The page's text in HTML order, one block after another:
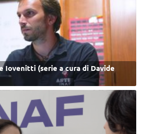
Iovenitti (serie a cura di Davide